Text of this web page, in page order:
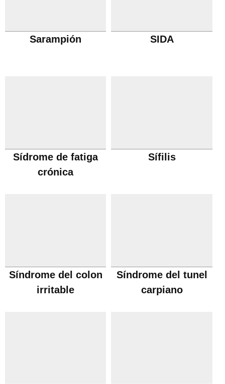
Sarampión SIDA
Sídrome de fatiga
crónica
Sífilis
Síndrome del colon
irritable
Síndrome del tunel
carpiano